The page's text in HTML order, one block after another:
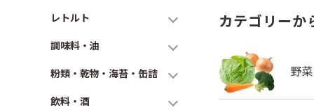
レトルト
調味料・油
粉類・乾物・海苔・缶詰
飲料・酒
カテゴリーか